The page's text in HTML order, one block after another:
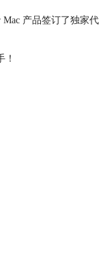
产品签订了独家代